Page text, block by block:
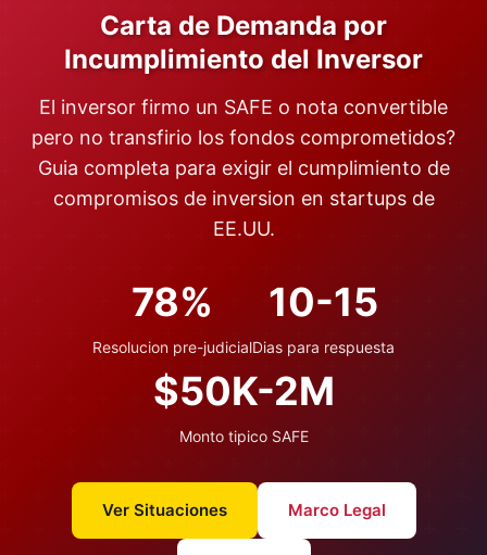
Carta de Demanda por
Incumplimiento del Inversor
El inversor firmo un SAFE o nota convertible
pero no transfirio los fondos comprometidos?
Guia completa para exigir el cumplimiento de
compromisos de inversion en startups de
EE.UU.
78%
Resolucion pre-judicial
10-15
Dias para respuesta
$50K-2M
Monto tipico SAFE
Ver Situaciones Marco Legal